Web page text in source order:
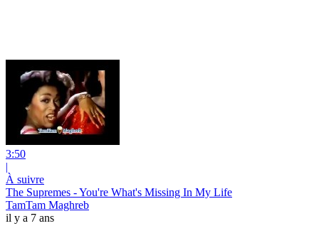
3:50
|
À suivre
The Supremes - You're What's Missing In My Life
TamTam Maghreb
il y a 7 ans